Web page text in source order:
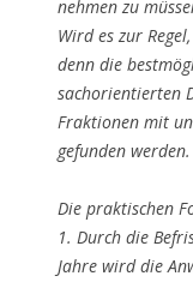
nehmen zu
Wird es zur
denn die
sachorientierten
Fraktionen mit
gefunden werden.
Die praktischen
1. Durch die
Jahre wird die